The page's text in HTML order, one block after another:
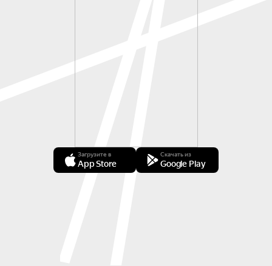
Загрузите в
App Store
Скачать из
Google Play